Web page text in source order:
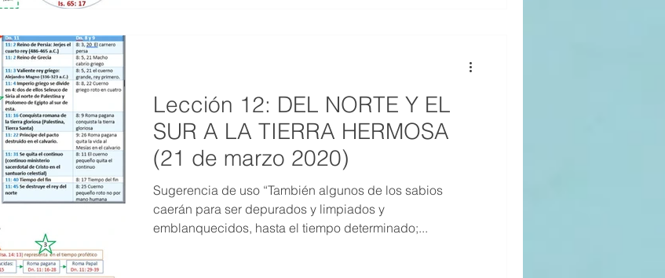
IV TRIMESTRE 2020
2020 IV TRIMESTRE 2019
Lección 12: DEL NORTE Y EL
SUR A LA TIERRA HERMOSA
(21 de marzo 2020)
Sugerencia de uso “También algunos de los sabios
caerán para ser depurados y limpiados y
emblanquecidos, hasta el tiempo determinado;...